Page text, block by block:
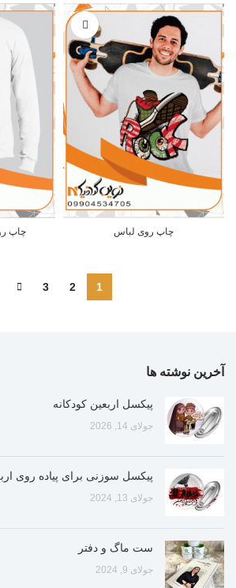
چاپ روی لباس چاپ
1
2
3
آخرین نوشته ها
پیکسل اربعین کودکانه
جولای 14, 2026
پیکسل سوزنی برای پیاده روی
جولای 13, 2024
ست ماگ و دفتر
جولای 9, 2024